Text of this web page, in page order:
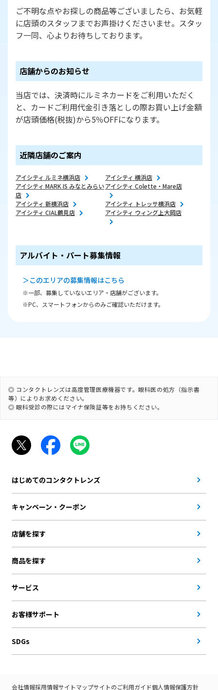
ご不明な点やお探しの商品等ございましたら、お気軽
に店頭のスタッフまでお声掛けくださいませ。スタッ
フ一同、心よりお待ちしております。
店舗からのお知らせ
当店では、決済時にルミネカードをご利用いただく
と、カードご利用代金引き落としの際お買い上げ金額
が店頭価格(税抜)から5％OFFになります。
近隣店舗のご案内
アイシティ ルミネ横浜店
アイシティ 横浜店
アイシティ MARK IS みなとみらい
店
アイシティ Colette・Mare店
アイシティ 新横浜店
アイシティ トレッサ横浜店
アイシティ CIAL鶴見店
アイシティ ウィング上大岡店
アルバイト・パート募集情報
＞このエリアの募集情報はこちら
※一部、募集していないエリア・店舗がございます。
※PC、スマートフォンからのみご確認いただけます。
◎ コンタクトレンズは高度管理医療機器です。眼科医の処方（指示書
等）によりお求めください。
◎ 眼科受診の際にはマイナ保険証等をお持ちください。
はじめてのコンタクトレンズ
キャンペーン・クーポン
店舗を探す
商品を探す
サービス
お客様サポート
SDGs
会社情報採用情報サイトマップサイトのご利用ガイド個人情報保護方針